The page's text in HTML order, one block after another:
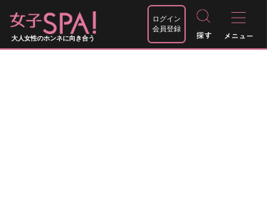
大人女性のホンネに向き合う
ログイン
会員登録